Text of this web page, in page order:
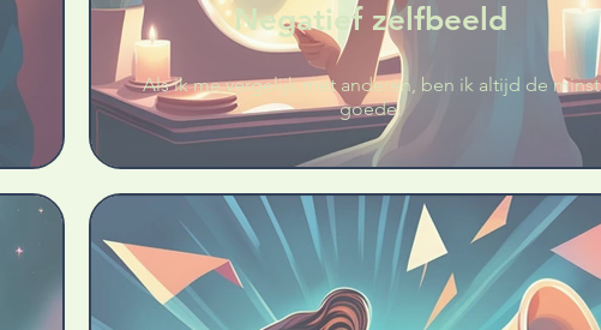
Negatief zelfbeeld
Als ik me vergelijk met anderen, ben ik altijd de minst
goede.